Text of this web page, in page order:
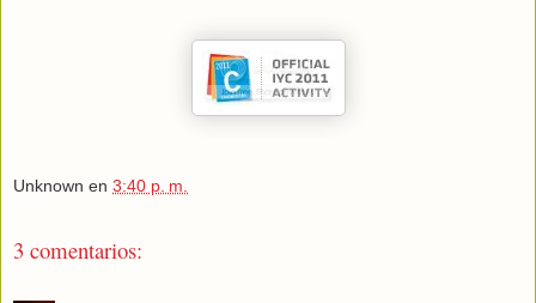
Unknown en 3:40 p. m.
3 comentarios: